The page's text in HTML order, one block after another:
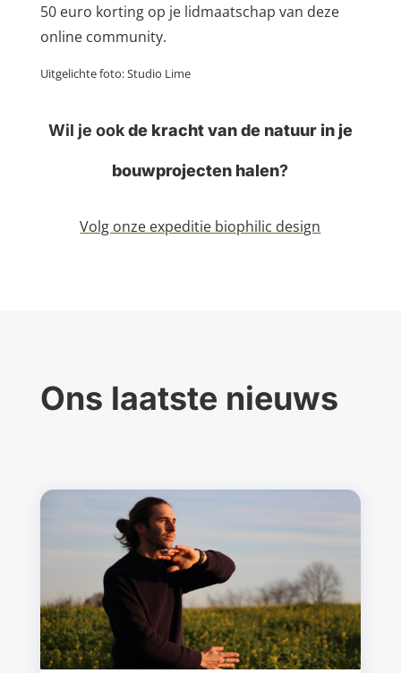
50 euro korting op je lidmaatschap van deze
online community.
Uitgelichte foto: Studio Lime
Wil je ookde kracht van de natuur in je
bouwprojecten halen?
Volg onze expeditie biophilic design
Ons laatste nieuws